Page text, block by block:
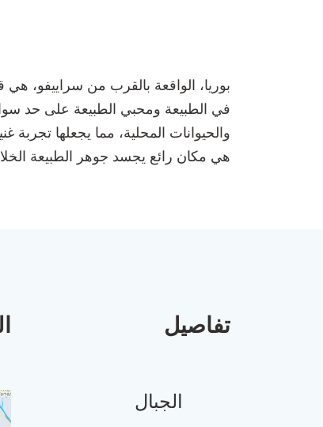
بوريا، الواقعة بالقرب من سراييفو،
في الطبيعة ومحبي الطبيعة على حد
والحيوانات المحلية، مما يجعلها تجربة
هي مكان رائع يجسد جوهر الطبيعة
تفاصيل
الجبال